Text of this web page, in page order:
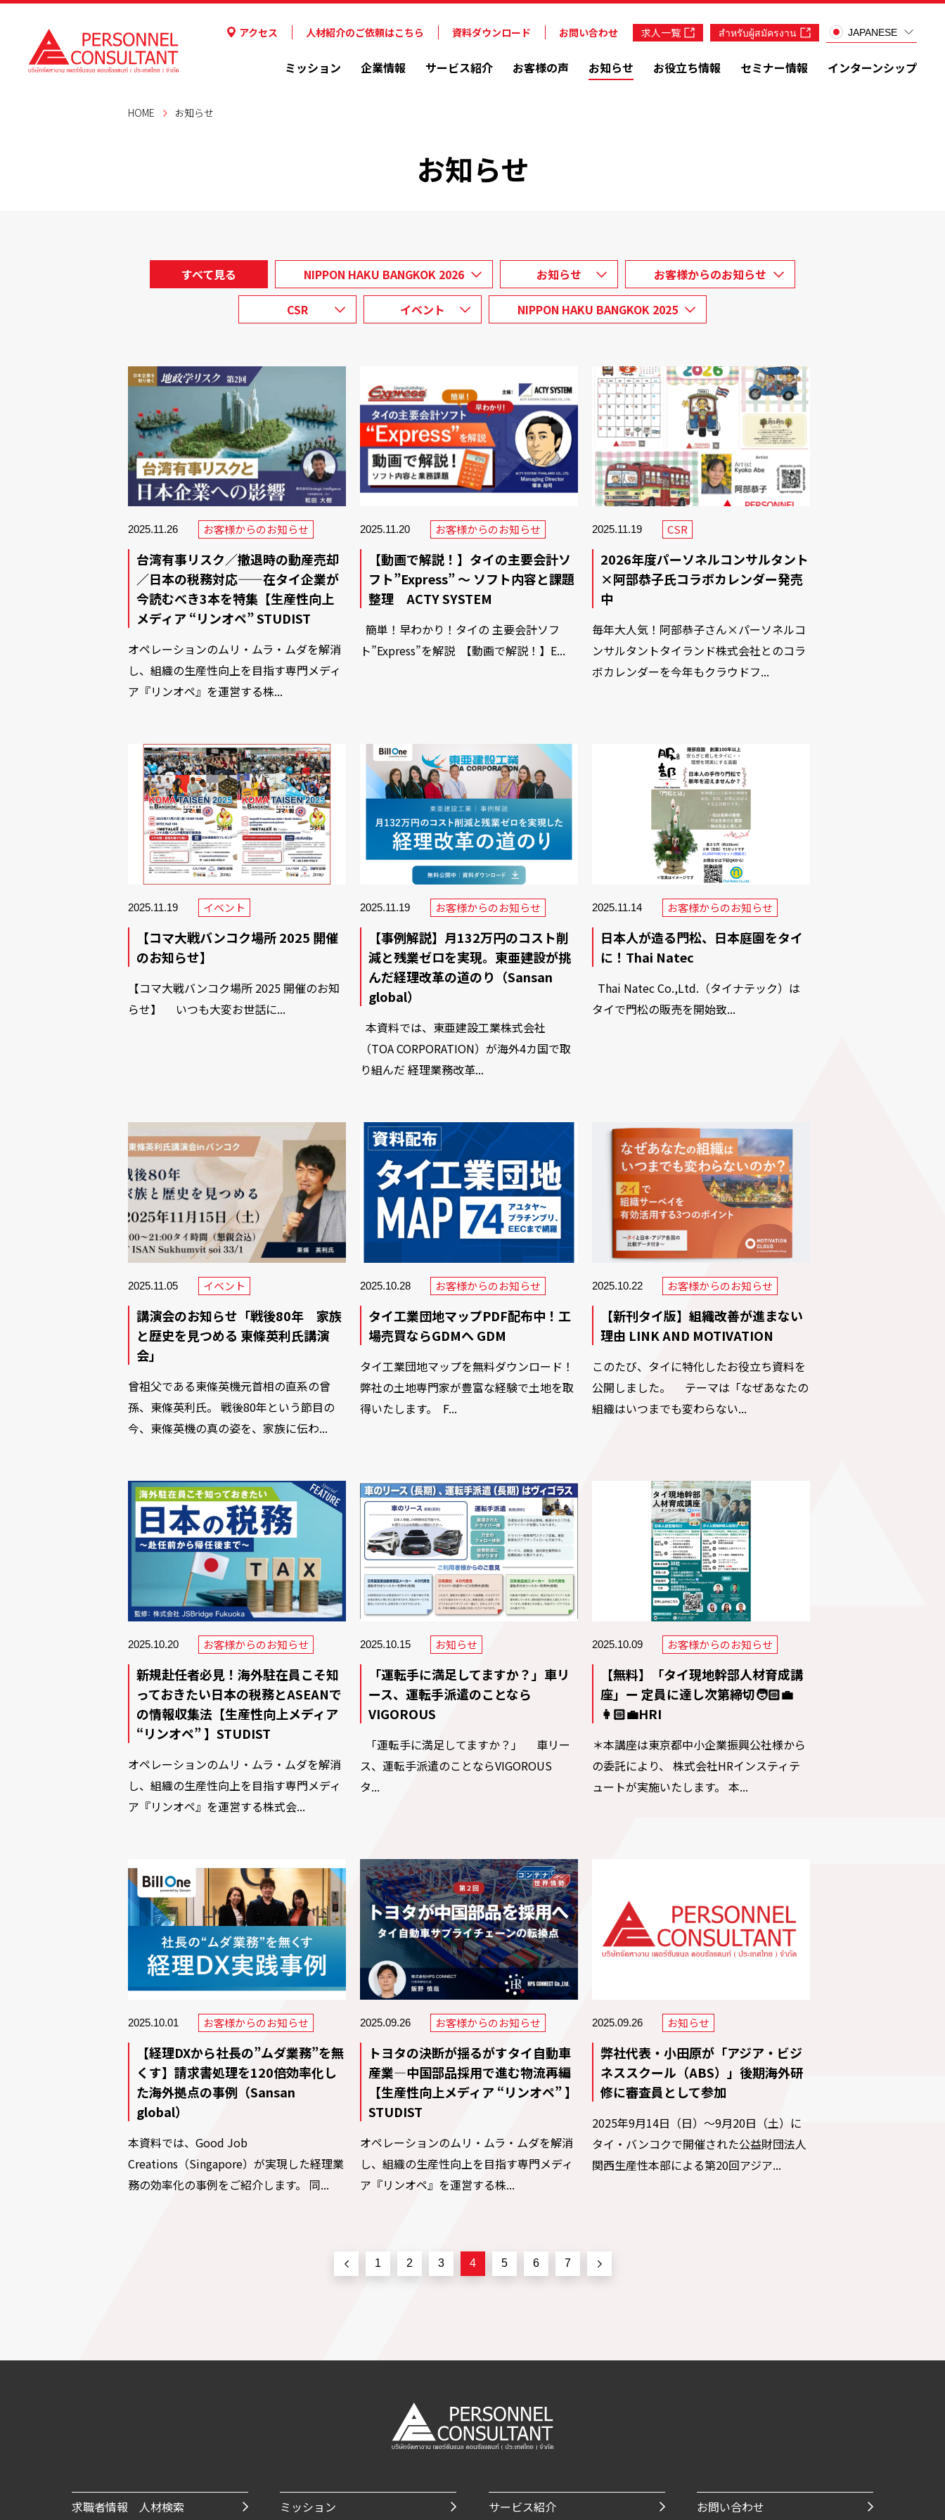
アクセス 人材紹介のご依頼はこちら 資料ダウンロード お問い合わせ 求人一覧 สำหรับผู้สมัครงาน JAPANESE
ミッション 企業情報 サービス紹介 お客様の声 お知らせ お役立ち情報 セミナー情報 インターンシップ
HOME お知らせ
お知らせ
すべて見る NIPPON HAKU BANGKOK 2026 お知らせ お客様からのお知らせ
CSR イベント NIPPON HAKU BANGKOK 2025
2025.11.26 お客様からのお知らせ
台湾有事リスク／撤退時の動産売却
／日本の税務対応——在タイ企業が
今読むべき3本を特集【生産性向上
メディア “リンオペ” STUDIST
オペレーションのムリ・ムラ・ムダを解消
し、組織の生産性向上を目指す専門メディ
ア『リンオペ』を運営する株...
2025.11.20 お客様からのお知らせ
【動画で解説！】タイの主要会計ソ
フト”Express” ～ ソフト内容と課題
整理 ACTY SYSTEM
簡単！早わかり！タイの 主要会計ソフ
ト”Express”を解説 【動画で解説！】E...
2025.11.19 CSR
2026年度パーソネルコンサルタント
×阿部恭子氏コラボカレンダー発売
中
毎年大人気！阿部恭子さん×パーソネルコ
ンサルタントタイランド株式会社とのコラ
ボカレンダーを今年もクラウドフ...
2025.11.19 イベント
【コマ大戦バンコク場所 2025 開催
のお知らせ】
【コマ大戦バンコク場所 2025 開催のお知
らせ】 いつも大変お世話に...
2025.11.19 お客様からのお知らせ
【事例解説】月132万円のコスト削
減と残業ゼロを実現。東亜建設が挑
んだ経理改革の道のり（Sansan
global）
本資料では、東亜建設工業株式会社
（TOA CORPORATION）が海外4カ国で取
り組んだ 経理業務改革...
2025.11.14 お客様からのお知らせ
日本人が造る門松、日本庭園をタイ
に！Thai Natec
Thai Natec Co.,Ltd.（タイナテック）は
タイで門松の販売を開始致...
2025.11.05 イベント
講演会のお知らせ「戦後80年 家族
と歴史を見つめる 東條英利氏講演
会」
曾祖父である東條英機元首相の直系の曾
孫、東條英利氏。 戦後80年という節目の
今、東條英機の真の姿を、家族に伝わ...
2025.10.28 お客様からのお知らせ
タイ工業団地マップPDF配布中！工
場売買ならGDMへ GDM
タイ工業団地マップを無料ダウンロード！
弊社の土地専門家が豊富な経験で土地を取
得いたします。 F...
2025.10.22 お客様からのお知らせ
【新刊タイ版】組織改善が進まない
理由 LINK AND MOTIVATION
このたび、タイに特化したお役立ち資料を
公開しました。 テーマは「なぜあなたの
組織はいつまでも変わらない...
2025.10.20 お客様からのお知らせ
新規赴任者必見！海外駐在員こそ知
っておきたい日本の税務とASEANで
の情報収集法【生産性向上メディア
“リンオペ” 】STUDIST
オペレーションのムリ・ムラ・ムダを解消
し、組織の生産性向上を目指す専門メディ
ア『リンオペ』を運営する株式会...
2025.10.15 お知らせ
「運転手に満足してますか？」車リ
ース、運転手派遣のことなら
VIGOROUS
「運転手に満足してますか？」 車リー
ス、運転手派遣のことならVIGOROUS
タ...
2025.10.09 お客様からのお知らせ
【無料】「タイ現地幹部人材育成講
座」ー 定員に達し次第締切🧑🏻‍💼
👩🏻‍💼HRI
＊本講座は東京都中小企業振興公社様から
の委託により、 株式会社HRインスティテ
ュートが実施いたします。 本...
2025.10.01 お客様からのお知らせ
【経理DXから社長の”ムダ業務”を無
くす】請求書処理を120倍効率化し
た海外拠点の事例（Sansan
global）
本資料では、Good Job
Creations（Singapore）が実現した経理業
務の効率化の事例をご紹介します。 同...
2025.09.26 お客様からのお知らせ
トヨタの決断が揺るがすタイ自動車
産業―中国部品採用で進む物流再編
【生産性向上メディア “リンオペ” 】
STUDIST
オペレーションのムリ・ムラ・ムダを解消
し、組織の生産性向上を目指す専門メディ
ア『リンオペ』を運営する株...
2025.09.26 お知らせ
弊社代表・小田原が「アジア・ビジ
ネススクール（ABS）」後期海外研
修に審査員として参加
2025年9月14日（日）～9月20日（土）に
タイ・バンコクで開催された公益財団法人
関西生産性本部による第20回アジア...
1 2 3 4 5 6 7
求職者情報 人材検索 ミッション サービス紹介 お問い合わせ